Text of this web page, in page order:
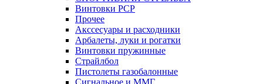
Винтовки PCP
Прочее
Акссесуары и расходники
Арбалеты, луки и рогатки
Винтовки пружинные
Страйлбол
Пистолеты газобалонные
Сигнальное и ММГ